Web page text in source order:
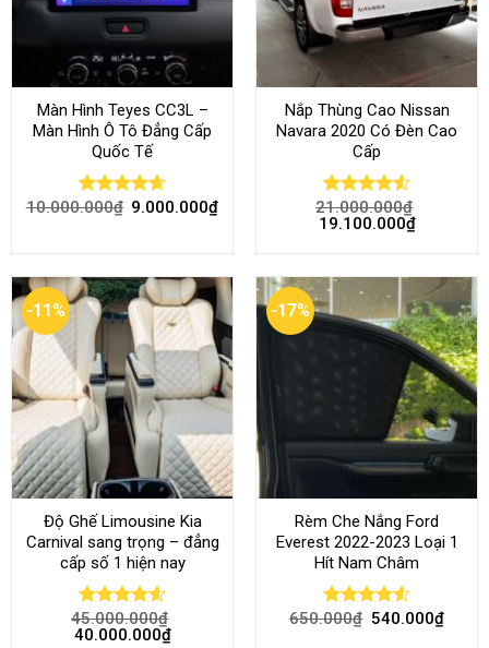
Màn Hình Teyes CC3L –
Màn Hình Ô Tô Đẳng Cấp
Quốc Tế
Rated 4.68
10.000.000₫ 9.000.000₫
Nắp Thùng Cao Nissan
Navara 2020 Có Đèn Cao
Cấp
Rated4.52
out of 5
21.000.000₫
19.100.000₫
-11%
Độ Ghế Limousine Kia
Carnival sang trọng – đẳng
cấp số 1 hiện nay
Rated4.58
out of 5
45.000.000₫
40.000.000₫
-17%
Rèm Che Nắng Ford
Everest 2022-2023 Loại 1
Hít Nam Châm
Rated4.51
650.000₫ 540.000₫